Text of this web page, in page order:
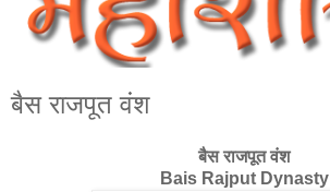
बैस राजपूत वंश
बैस राजपूत वंश
Bais Rajput Dynasty